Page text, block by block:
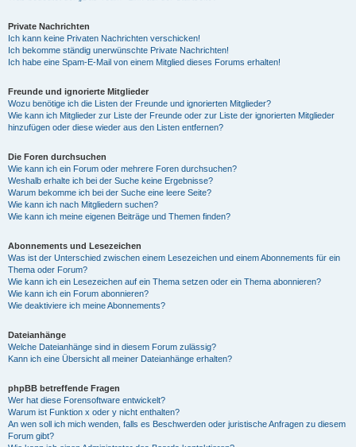
Private Nachrichten
Ich kann keine Privaten Nachrichten verschicken!
Ich bekomme ständig unerwünschte Private Nachrichten!
Ich habe eine Spam-E-Mail von einem Mitglied dieses Forums erhalten!
Freunde und ignorierte Mitglieder
Wozu benötige ich die Listen der Freunde und ignorierten Mitglieder?
Wie kann ich Mitglieder zur Liste der Freunde oder zur Liste der ignorierten Mitglieder
hinzufügen oder diese wieder aus den Listen entfernen?
Die Foren durchsuchen
Wie kann ich ein Forum oder mehrere Foren durchsuchen?
Weshalb erhalte ich bei der Suche keine Ergebnisse?
Warum bekomme ich bei der Suche eine leere Seite?
Wie kann ich nach Mitgliedern suchen?
Wie kann ich meine eigenen Beiträge und Themen finden?
Abonnements und Lesezeichen
Was ist der Unterschied zwischen einem Lesezeichen und einem Abonnements für ein
Thema oder Forum?
Wie kann ich ein Lesezeichen auf ein Thema setzen oder ein Thema abonnieren?
Wie kann ich ein Forum abonnieren?
Wie deaktiviere ich meine Abonnements?
Dateianhänge
Welche Dateianhänge sind in diesem Forum zulässig?
Kann ich eine Übersicht all meiner Dateianhänge erhalten?
phpBB betreffende Fragen
Wer hat diese Forensoftware entwickelt?
Warum ist Funktion x oder y nicht enthalten?
An wen soll ich mich wenden, falls es Beschwerden oder juristische Anfragen zu diesem
Forum gibt?